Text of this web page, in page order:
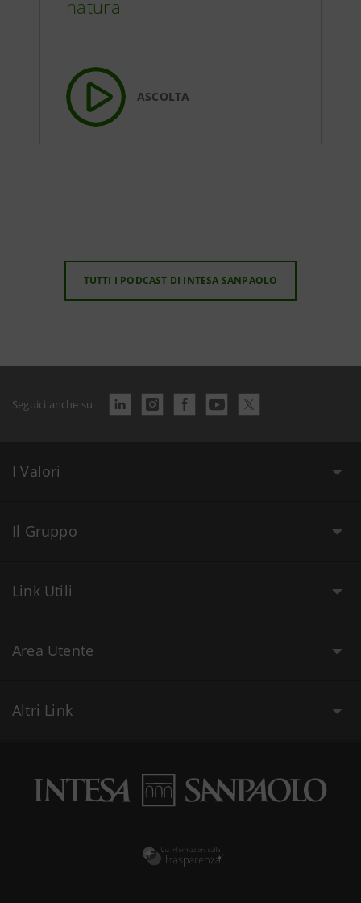
natura
ASCOLTA
TUTTI I PODCAST DI INTESA SANPAOLO
Seguici anche su
I Valori
Il Gruppo
Link Utili
Area Utente
Altri Link